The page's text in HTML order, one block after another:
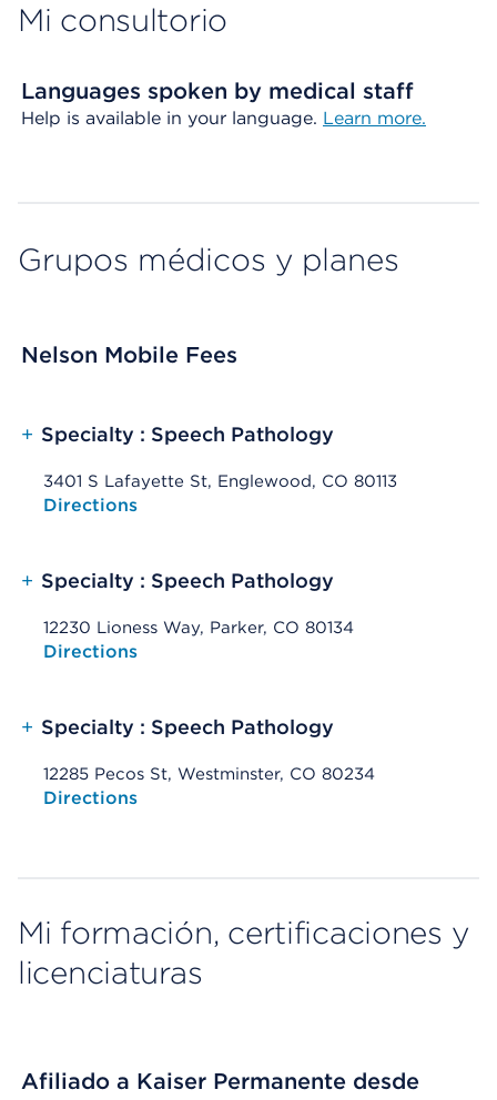
Mi consultorio
Languages spoken by medical staff
Help is available in your language. Learn more.
Grupos médicos y planes
Nelson Mobile Fees
+ Specialty : Speech Pathology
3401 S Lafayette St, Englewood, CO 80113
Opens native map application on mobile devices
Directions
+ Specialty : Speech Pathology
12230 Lioness Way, Parker, CO 80134
Opens native map application on mobile devices
Directions
+ Specialty : Speech Pathology
12285 Pecos St, Westminster, CO 80234
Opens native map application on mobile devices
Directions
Mi formación, certificaciones y
licenciaturas
Afiliado a Kaiser Permanente desde